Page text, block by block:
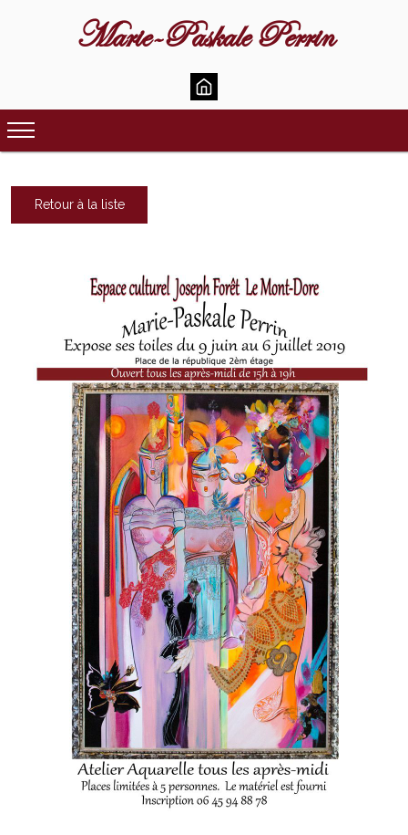
Marie-Paskale Perrin
Retour à la liste